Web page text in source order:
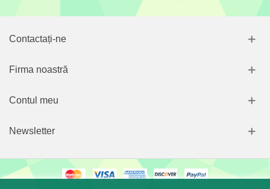
Contactați-ne
Firma noastră
Contul meu
Newsletter